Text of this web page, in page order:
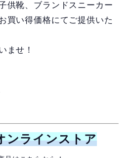
供靴、ブランドスニーカー
買い得価格にてご提供いた
ませ！
ンラインストア